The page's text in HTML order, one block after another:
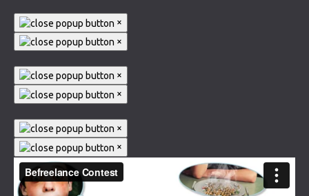
×
×
×
×
×
×